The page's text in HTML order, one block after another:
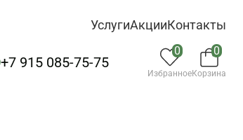
УслугиАкцииКонтакты
+7 915 085-75-75
0
Избранное
0
Корзина